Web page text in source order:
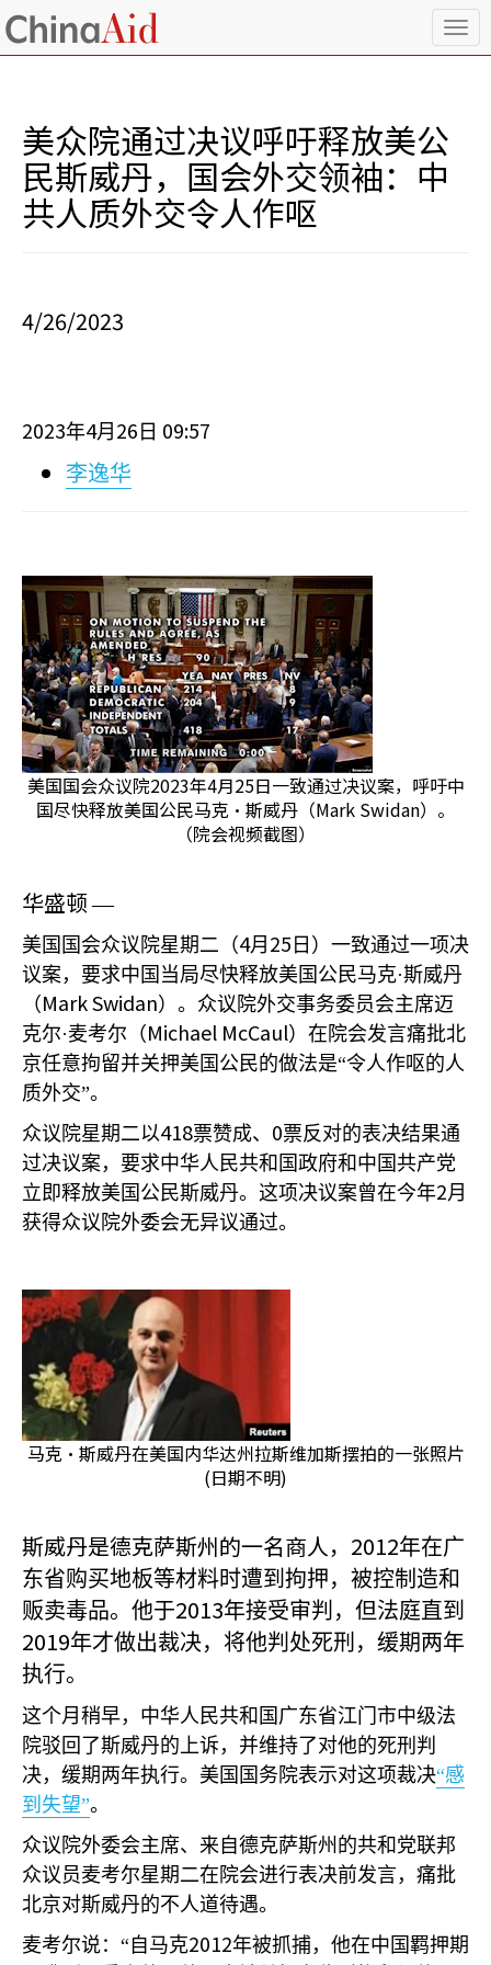
T
o
美众院通过决议呼吁释放美公
民斯威丹，国会外交领袖：中
共人质外交令人作呕
4/26/2023
2023年4月 26 日 09:57
李逸华
美国国会众议院2023年4月25日一致通过决议案，呼吁中
国尽快释放美国公民马克·斯威丹（Mark Swidan）。
（院会视频截图）
华盛顿 —
美国国会众议院星期二（4月 25 日）一致通过一项决
议案，要求中国当局尽快释放美国公民马克·斯威丹
（ Mark Swidan）。众议院外交事务委员会主席迈
克尔·麦考尔（ Michael McCaul）在院会发言痛批北
京任意拘留并关押美国公民的做法是“令人作呕的人
质外交”。
众议院星期二以418票赞成、 0票反对的表决结果通
过决议案，要求中华人民共和国政府和中国共产党
立即释放美国公民斯威丹。这项决议案曾在今年2月
获得众议院外委会无异议通过。
马克·斯威丹在美国内华达州拉斯维加斯摆拍的一张照片
(日期不明)
斯威丹是德克萨斯州的一名商人，2012年在广
东省购买地板等材料时遭到拘押，被控制造和
贩卖毒品。他于2013年接受审判，但法庭直到
2019年才做出裁决，将他判处死刑，缓期两年
执行。
这个月稍早，中华人民共和国广东省江门市中级法
院驳回了斯威丹的上诉，并维持了对他的死刑判
决，缓期两年执行。美国国务院表示对这项裁决“感
到失望”。
众议院外委会主席、来自德克萨斯州的共和党联邦
众议员麦考尔星期二在院会进行表决前发言，痛批
北京对斯威丹的不人道待遇。
麦考尔说：“自马克2012年被抓捕，他在中国羁押期